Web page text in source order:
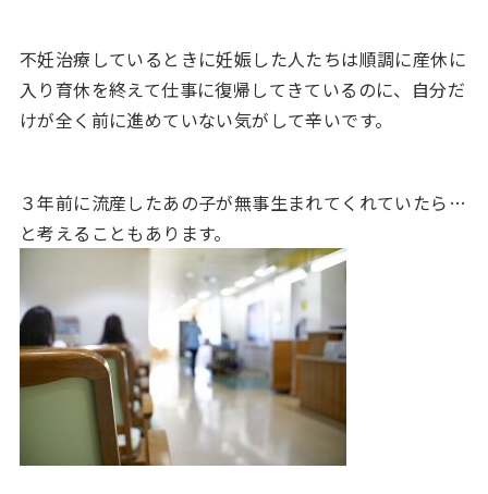
不妊治療しているときに妊娠した人たちは順調に産休に
入り育休を終えて仕事に復帰してきているのに、自分だ
けが全く前に進めていない気がして辛いです。
３年前に流産したあの子が無事生まれてくれていたら…
と考えることもあります。